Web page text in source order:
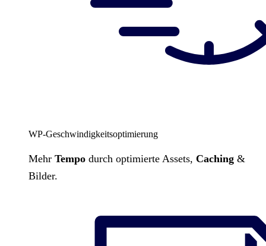
WP-Geschwindigkeitsoptimierung
Mehr Tempo durch optimierte Assets, Caching &
Bilder.